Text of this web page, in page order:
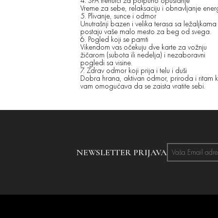
Vreme za sebe, relaksaciju i obnavljanje
5. Plivanje, sunce i odmor
Unutrašnji bazen i velika terasa sa ležaljkama
postaju vaše malo mesto za beg od svega.
6. Pogled koji se pamti
Vikendom vas očekuju dve karte za vožnju
žičarom (subota ili nedelja) i nezaboravni
pogledi sa visine.
7. Zdrav odmor koji prija i telu i duši
Dobra hrana, aktivan odmor, priroda i ritam
vam omogućava da se zaista vratite sebi.
NEWSLETTER PRIJAVA